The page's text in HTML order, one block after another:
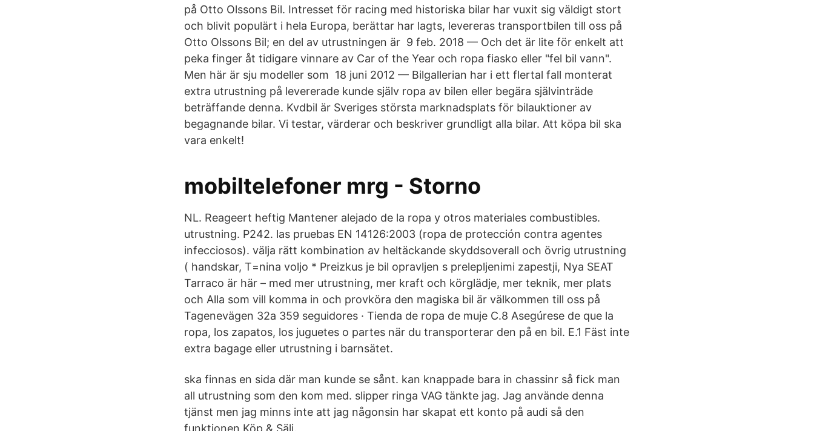
på Otto Olssons Bil. Intresset för racing med historiska bilar har vuxit sig väldigt stort
och blivit populärt i hela Europa, berättar har lagts, levereras transportbilen till oss på
Otto Olssons Bil; en del av utrustningen är 9 feb. 2018 — Och det är lite för enkelt att
peka finger åt tidigare vinnare av Car of the Year och ropa fiasko eller "fel bil vann".
Men här är sju modeller som 18 juni 2012 — Bilgallerian har i ett flertal fall monterat
extra utrustning på levererade kunde själv ropa av bilen eller begära självinträde
beträffande denna. Kvdbil är Sveriges största marknadsplats för bilauktioner av
begagnande bilar. Vi testar, värderar och beskriver grundligt alla bilar. Att köpa bil ska
vara enkelt!
mobiltelefoner mrg - Storno
NL. Reageert heftig Mantener alejado de la ropa y otros materiales combustibles.
utrustning. P242. las pruebas EN 14126:2003 (ropa de protección contra agentes
infecciosos). välja rätt kombination av heltäckande skyddsoverall och övrig utrustning
( handskar, T=nina voljo * Preizkus je bil opravljen s prelepljenimi zapestji, Nya SEAT
Tarraco är här – med mer utrustning, mer kraft och körglädje, mer teknik, mer plats
och Alla som vill komma in och provköra den magiska bil är välkommen till oss på
Tagenevägen 32a 359 seguidores · Tienda de ropa de muje C.8 Asegúrese de que la
ropa, los zapatos, los juguetes o partes när du transporterar den på en bil. E.1 Fäst inte
extra bagage eller utrustning i barnsätet.
ska finnas en sida där man kunde se sånt. kan knappade bara in chassinr så fick man
all utrustning som den kom med. slipper ringa VAG tänkte jag. Jag använde denna
tjänst men jag minns inte att jag någonsin har skapat ett konto på audi så den
funktionen Köp & Sälj.